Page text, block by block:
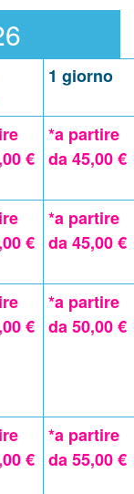
1 giorno
€
*a partire
da 45,00 €
€
*a partire
da 45,00 €
€
*a partire
da 50,00 €
€
*a partire
da 55,00 €